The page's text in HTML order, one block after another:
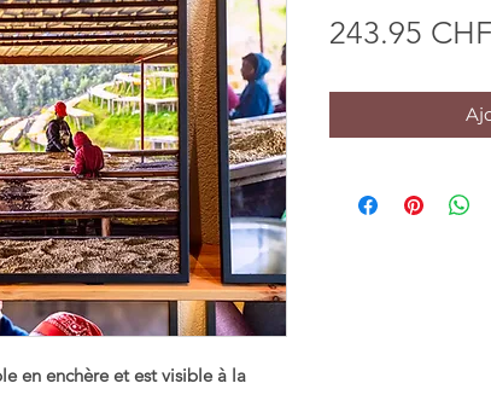
en enchère et est visible à la
243.95 CHF